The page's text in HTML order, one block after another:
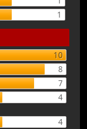
1
10
8
7
4
4